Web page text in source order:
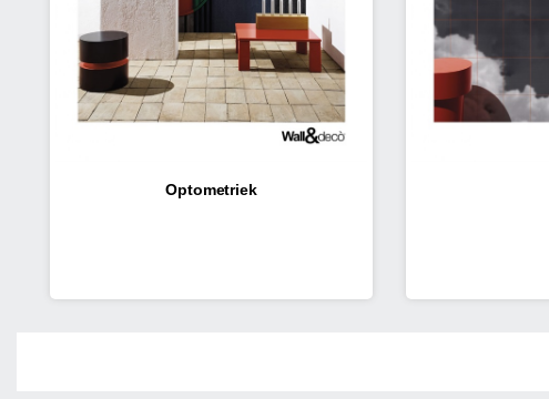
Optometriek